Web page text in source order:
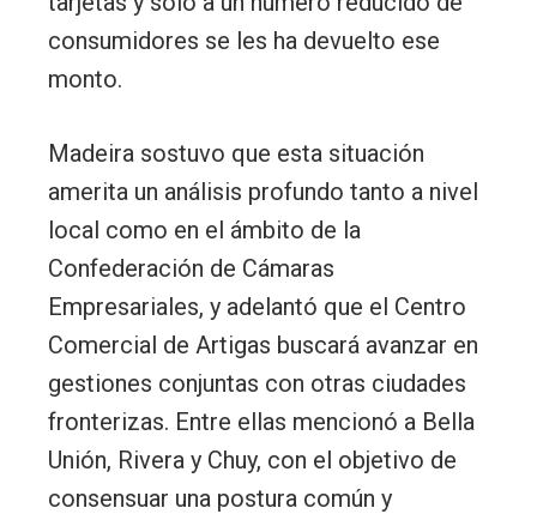
consumidores se les ha devuelto ese
monto.
Madeira sostuvo que esta situación
amerita un análisis profundo tanto a nivel
local como en el ámbito de la
Confederación de Cámaras
Empresariales, y adelantó que el Centro
Comercial de Artigas buscará avanzar en
gestiones conjuntas con otras ciudades
fronterizas. Entre ellas mencionó a Bella
Unión, Rivera y Chuy, con el objetivo de
consensuar una postura común y